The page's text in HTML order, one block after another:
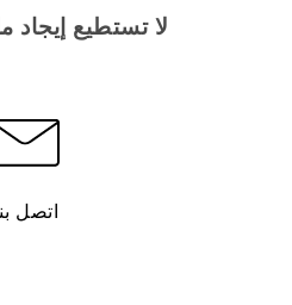
لا تستطيع إيجاد
اتصل